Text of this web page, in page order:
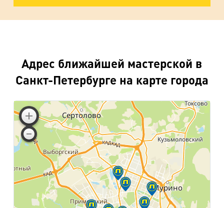
Адрес ближайшей мастерской в
Санкт-Петербурге на карте города